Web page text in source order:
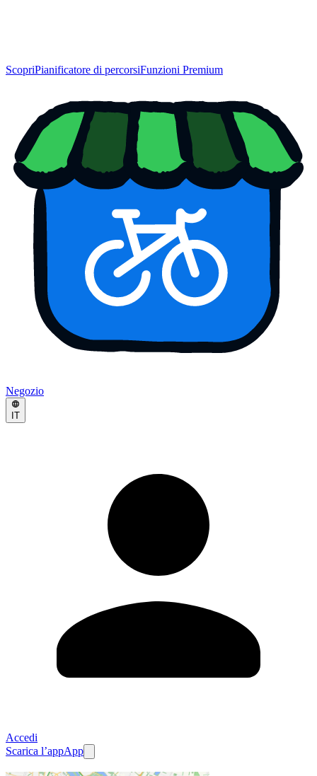
ScopriPianificatore di percorsiFunzioni Premium
Negozio
IT
Accedi
Scarica l’appApp